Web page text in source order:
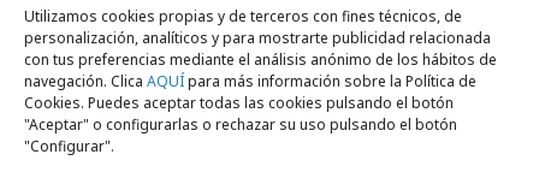
Utilizamos cookies propias y de terceros con fines técnicos, de
personalización, analíticos y para mostrarte publicidad relacionada
con tus preferencias mediante el análisis anónimo de los hábitos de
navegación. Clica AQUÍpara más información sobre la Política de
Cookies. Puedes aceptar todas las cookies pulsando el botón
"Aceptar" o configurarlas o rechazar su uso pulsando el botón
"Configurar".
Artículos recientes